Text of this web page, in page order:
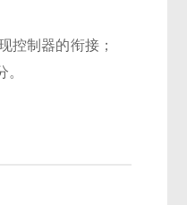
控制器的衔接；